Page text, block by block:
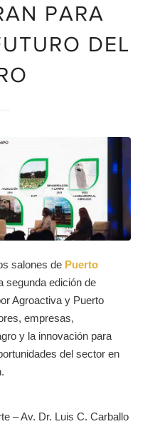
PARA
DEL
salones de Puerto
segunda edición de
Agroactiva y Puerto
empresas,
y la innovación para
del sector en
– Av. Dr. Luis C. Carballo